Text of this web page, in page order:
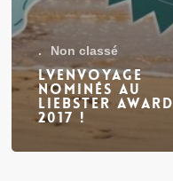
. Non classé
Lvenvoyage
nominés au
Liebster Award
2017 !